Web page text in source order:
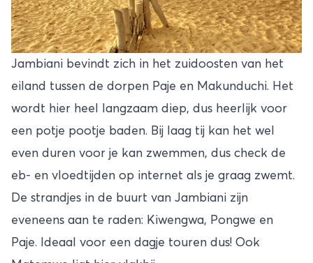
Jambiani bevindt zich in het zuidoosten van het
eiland tussen de dorpen Paje en Makunduchi. Het
wordt hier heel langzaam diep, dus heerlijk voor
een potje pootje baden. Bij laag tij kan het wel
even duren voor je kan zwemmen, dus check de
eb- en vloedtijden op internet als je graag zwemt.
De strandjes in de buurt van Jambiani zijn
eveneens aan te raden: Kiwengwa, Pongwe en
Paje. Ideaal voor een dagje touren dus! Ook